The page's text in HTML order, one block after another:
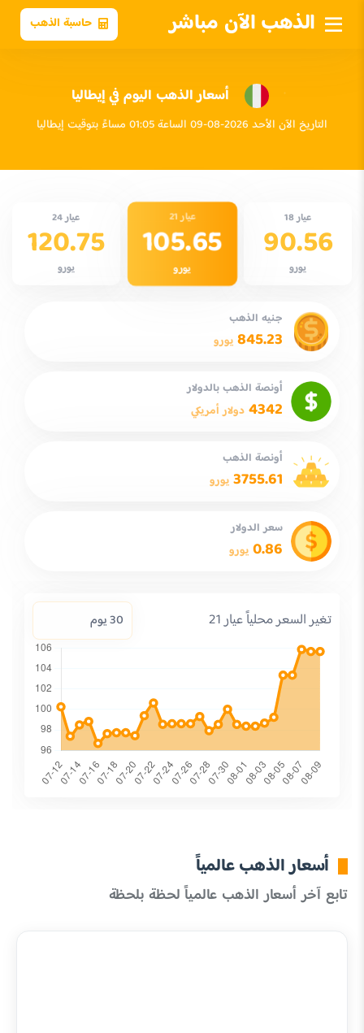
الذهب الآن مباشر حاسبة الذهب
أسعار الذهب اليوم في إيطاليا
التاريخ الآن الأحد 2026-08-09 الساعة 01:05 مساءً بتوقيت إيطاليا
عيار 18
90.56
يورو
عيار 21
105.65
يورو
عيار 24
120.75
يورو
جنيه الذهب
845.23 يورو
أونصة الذهب بالدولار
4342 دولار أمريكي
أونصة الذهب
3755.61 يورو
سعر الدولار
0.86 يورو
تغير السعر محلياً عيار 21
أسعار الذهب عالمياً
تابع آخر أسعار الذهب عالمياً لحظة بلحظة